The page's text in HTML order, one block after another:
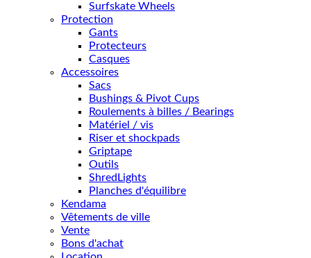
Surfskate Wheels
Protection
Gants
Protecteurs
Casques
Accessoires
Sacs
Bushings & Pivot Cups
Roulements à billes / Bearings
Matériel / vis
Riser et shockpads
Griptape
Outils
ShredLights
Planches d'équilibre
Kendama
Vêtements de ville
Vente
Bons d'achat